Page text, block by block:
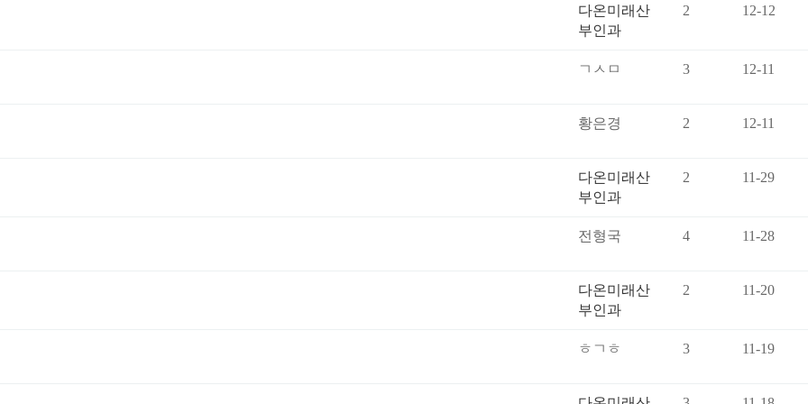
다온미래산
부인과
2 12-12
ㄱㅅㅁ 3 12-11
황은경 2 12-11
다온미래산
부인과
2 11-29
전형국 4 11-28
다온미래산
부인과
2 11-20
ㅎㄱㅎ 3 11-19